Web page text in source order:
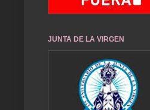
JUNTA DE LA VIRGEN